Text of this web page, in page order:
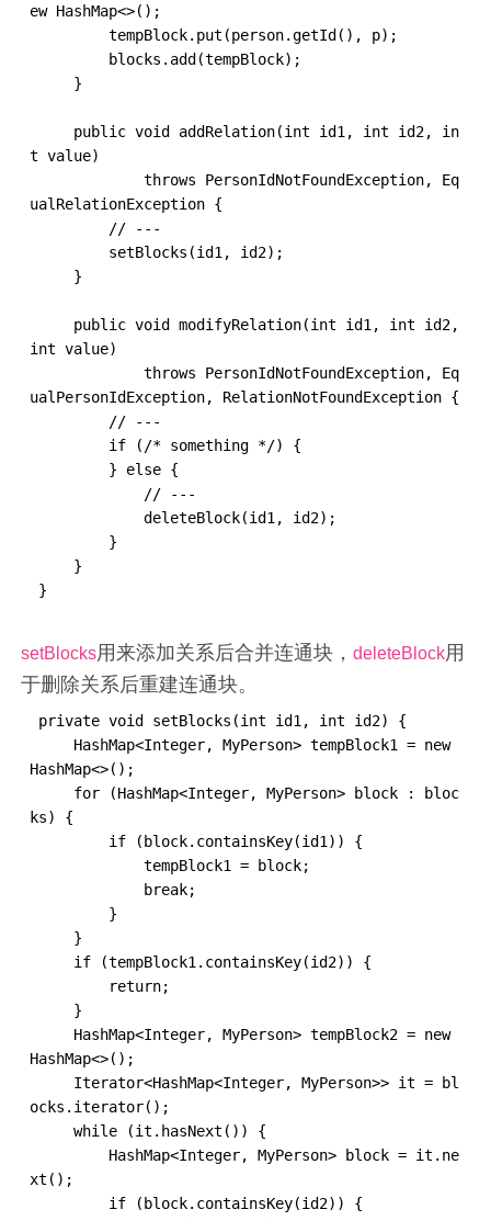
ew HashMap<>();
tempBlock.put(person.getId(), p);
blocks.add(tempBlock);
}
public void addRelation(int id1, int id2, in
t value)
throws PersonIdNotFoundException, Eq
ualRelationException {
// ---
setBlocks(id1, id2);
}
public void modifyRelation(int id1, int id2,
int value)
throws PersonIdNotFoundException, Eq
ualPersonIdException, RelationNotFoundException {
// ---
if (/* something */) {
} else {
// ---
deleteBlock(id1, id2);
}
}
}
setBlocks用来添加关系后合并连通块，deleteBlock用
于删除关系后重建连通块。
private void setBlocks(int id1, int id2) {
HashMap<Integer, MyPerson> tempBlock1 = new
HashMap<>();
for (HashMap<Integer, MyPerson> block : bloc
ks) {
if (block.containsKey(id1)) {
tempBlock1 = block;
break;
}
}
if (tempBlock1.containsKey(id2)) {
return;
}
HashMap<Integer, MyPerson> tempBlock2 = new
HashMap<>();
Iterator<HashMap<Integer, MyPerson>> it = bl
ocks.iterator();
while (it.hasNext()) {
HashMap<Integer, MyPerson> block = it.ne
xt();
if (block.containsKey(id2)) {